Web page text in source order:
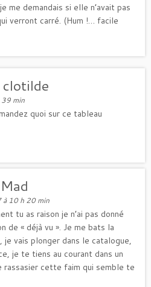
me demandais si elle n’avait pas
verront carré. (Hum !… facile
clotilde
min
quoi sur ce tableau
10 h 20 min
tu as raison je n’ai pas donné
de « déjà vu ». Je me bats la
je vais plonger dans le catalogue,
je te tiens au courant dans un
rassasier cette faim qui semble te